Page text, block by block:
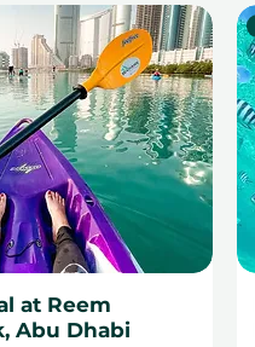
at Reem
Abu Dhabi